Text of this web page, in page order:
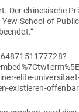
Der chi­ne­sische
School of
elite-
existieren-